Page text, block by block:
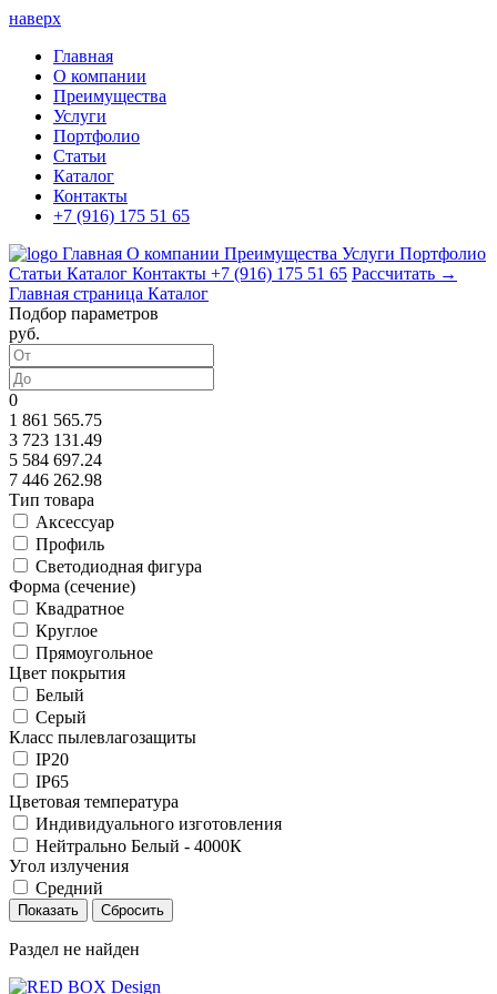
наверх
Главная
О компании
Преимущества
Услуги
Портфолио
Статьи
Каталог
Контакты
+7 (916) 175 51 65
Главная О компании Преимущества Услуги Портфолио
Статьи Каталог Контакты +7 (916) 175 51 65 Рассчитать →
Главная страница Каталог
Подбор параметров
руб.
0
1 861 565.75
3 723 131.49
5 584 697.24
7 446 262.98
Тип товара
Аксессуар
Профиль
Светодиодная фигура
Форма (сечение)
Квадратное
Круглое
Прямоугольное
Цвет покрытия
Белый
Серый
Класс пылевлагозащиты
IP20
IP65
Цветовая температура
Индивидуального изготовления
Нейтрально Белый - 4000К
Угол излучения
Средний
Раздел не найден